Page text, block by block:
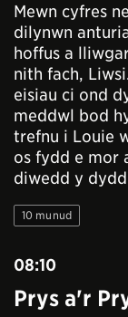
Mewn cyfres
dilynwn
hoffus a
nith fach,
eisiau ci ond
meddwl bod
trefnu i Louie
os fydd e mor
diwedd y
10 munud
08:10
Prys a'r